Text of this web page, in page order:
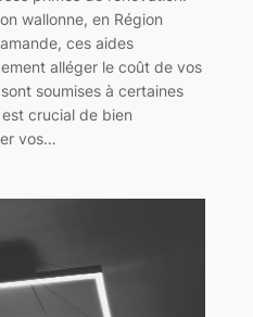
wallonne, en Région
ces aides
alléger le coût de vos
soumises à certaines
est crucial de bien
vos…